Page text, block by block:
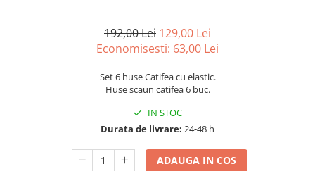
192,00 Lei 129,00 Lei
Economisesti: 63,00 Lei
Set 6 huse Catifea cu elastic.
Huse scaun catifea 6 buc.
IN STOC
Durata de livrare: 24-48 h
ADAUGA IN COS